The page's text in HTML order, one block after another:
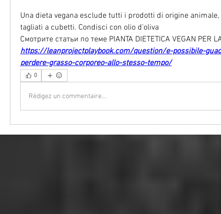
Una dieta vegana esclude tutti i prodotti di origine
tagliati a cubetti. Condisci con olio d'oliva
Смотрите статьи по теме PIANTA DIETETICA VEGAN PER
https://leanprojectplaybook.com/question/e-possibile-
perdere-grasso-corporeo-allo-stesso-tempo/
0
Rédigez un commentaire...